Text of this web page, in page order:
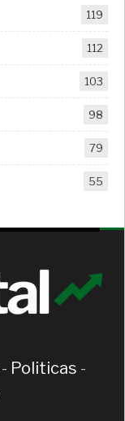
119
112
103
98
79
55
- Politicas -